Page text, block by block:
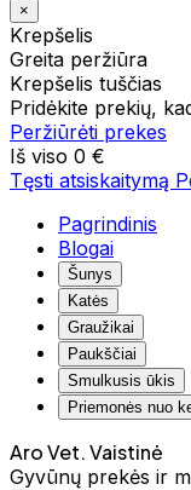
×
Krepšelis
Greita peržiūra
Krepšelis tuščias
Pridėkite prekių,
Peržiūrėti prekes
Iš viso 0 €
Tęsti atsiskaitymą
Pagrindinis
Blogai
Šunys
Katės
Graužikai
Paukščiai
Smulkusis ūkis
Priemonės nuo
Aro Vet. Vaistinė
Gyvūnų prekės ir